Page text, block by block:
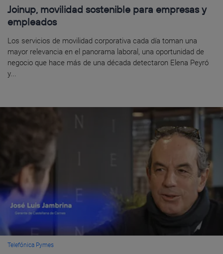
Joinup, movilidad sostenible para empresas y
empleados
Los servicios de movilidad corporativa cada día toman una
mayor relevancia en el panorama laboral, una oportunidad de
negocio que hace más de una década detectaron Elena Peyró
y...
Telefónica Pymes